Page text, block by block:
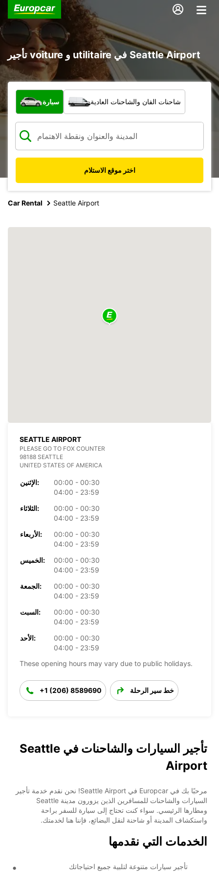
تأجير voiture و utilitaire في Seattle Airport
ما نوع المركبة؟
سيارة شاحنات الفان والشاحنات العادية
اختر موقع الاستلام
Car Rental Seattle Airport
SEATTLE AIRPORT
PLEASE GO TO FOX COUNTER
98188 SEATTLE
UNITED STATES OF AMERICA
الإثنين:
00:00 - 00:30
04:00 - 23:59
الثلاثاء:
00:00 - 00:30
04:00 - 23:59
الأربعاء:
00:00 - 00:30
04:00 - 23:59
الخميس:
00:00 - 00:30
04:00 - 23:59
الجمعة:
00:00 - 00:30
04:00 - 23:59
السبت:
00:00 - 00:30
04:00 - 23:59
الأحد:
00:00 - 00:30
04:00 - 23:59
These opening hours may vary due to public holidays.
+1 (206) 8589690 خط سير الرحلة
تأجير السيارات والشاحنات في Seattle
Airport
مرحبًا بك في Europcar في Seattle Airport! نحن نقدم خدمة تأجير
السيارات والشاحنات للمسافرين الذين يزورون مدينة Seattle
ومطارها الرئيسي. سواء كنت تحتاج إلى سيارة للسفر براحة
واستكشاف المدينة أو شاحنة لنقل البضائع، فإننا هنا لخدمتك.
الخدمات التي نقدمها
تأجير سيارات متنوعة لتلبية جميع احتياجاتك